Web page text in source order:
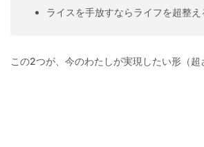
ライスを手放すならライフを超整え
この2つが、今のわたしが実現したい形（超